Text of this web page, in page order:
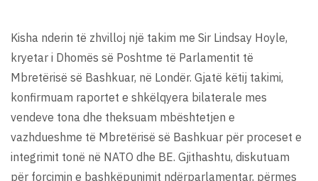
Kisha nderin të zhvilloj një takim me Sir Lindsay Hoyle,
kryetar i Dhomës së Poshtme të Parlamentit të
Mbretërisë së Bashkuar, në Londër. Gjatë këtij takimi,
konfirmuam raportet e shkëlqyera bilaterale mes
vendeve tona dhe theksuam mbështetjen e
vazhdueshme të Mbretërisë së Bashkuar për proceset e
integrimit tonë në NATO dhe BE. Gjithashtu, diskutuam
për forcimin e bashkëpunimit ndërparlamentar, përmes